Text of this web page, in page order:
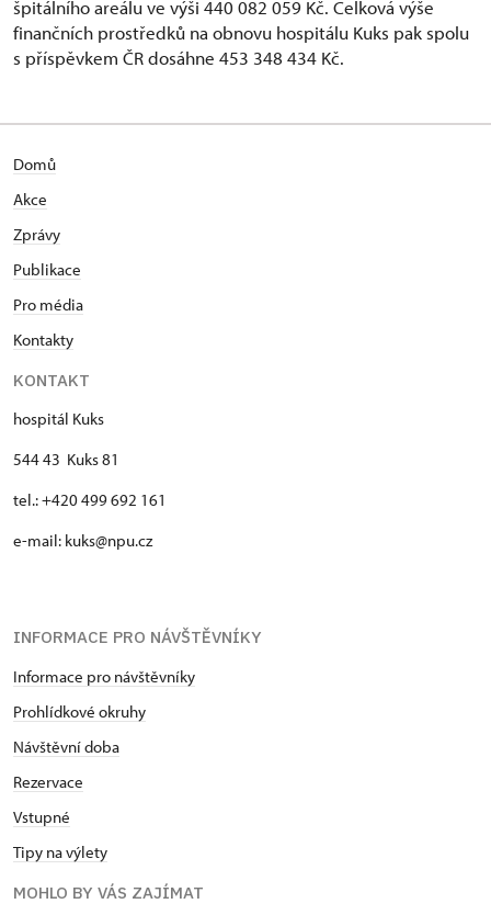
špitálního areálu ve výši 440 082 059 Kč. Celková výše
finančních prostředků na obnovu hospitálu Kuks pak spolu
s příspěvkem ČR dosáhne 453 348 434 Kč.
Domů
Akce
Zprávy
Publikace
Pro média
Kontakty
KONTAKT
hospitál Kuks
544 43 Kuks 81
tel.: +420 499 692 161
e-mail: kuks@npu.cz
INFORMACE PRO NÁVŠTĚVNÍKY
Informace pro návštěvníky
Prohlídkové okruhy
Návštěvní doba
Rezervace
Vstupné
Tipy na výlety
MOHLO BY VÁS ZAJÍMAT